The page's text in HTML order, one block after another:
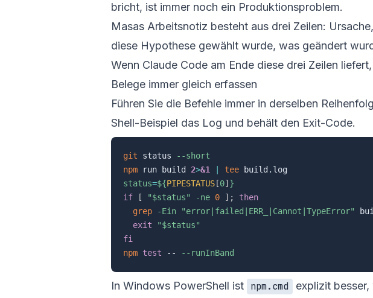
bricht, ist immer noch ein Produktionsproblem.
Masas Arbeitsnotiz besteht aus drei Zeilen:
diese Hypothese gewählt wurde, was geändert
Wenn Claude Code am Ende diese drei Zeilen
Belege immer gleich erfassen
Führen Sie die Befehle immer in derselben
Shell-Beispiel das Log und behält den Exit-Code.
git status
--short
npm run build 2>&1 tee
status=${PIPESTATUS [0] }
if
[ "$status" -ne 0 ] ;
then
grep
-Ein "error|failed|ERR_|Cannot|TypeError"
exit
"$status"
fi
npm test -- --runInBand
In Windows PowerShell ist npm.cmd explizit